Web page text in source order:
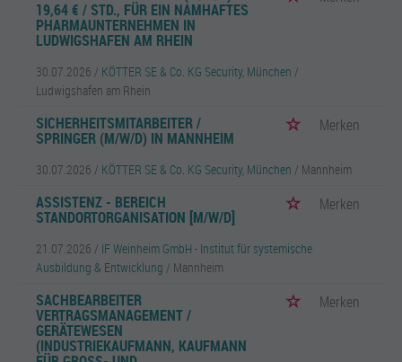
19,64 € / STD., FÜR EIN NAMHAFTES
PHARMAUNTERNEHMEN IN
LUDWIGSHAFEN AM RHEIN
30.07.2026 / KÖTTER SE & Co. KG Security, München /
Ludwigshafen am Rhein
SICHERHEITSMITARBEITER /
SPRINGER (M/W/D) IN MANNHEIM
Merken
30.07.2026 / KÖTTER SE & Co. KG Security, München / Mannheim
ASSISTENZ - BEREICH
STANDORTORGANISATION [M/W/D]
Merken
21.07.2026 / IF Weinheim GmbH - Institut für systemische
Ausbildung & Entwicklung / Mannheim
SACHBEARBEITER
VERTRAGSMANAGEMENT /
GERÄTEWESEN
(INDUSTRIEKAUFMANN, KAUFMANN
Merken